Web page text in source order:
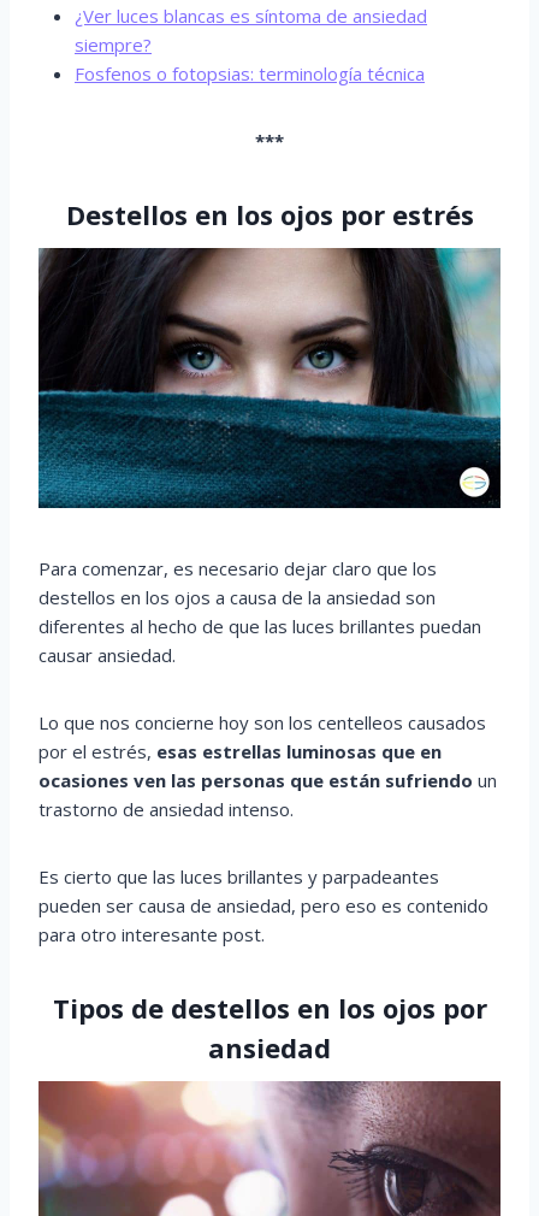
¿Ver luces blancas es síntoma de ansiedad
siempre?
Fosfenos o fotopsias: terminología técnica
***
Destellos en los ojos por estrés
Para comenzar, es necesario dejar claro que los
destellos en los ojos a causa de la ansiedad son
diferentes al hecho de que las luces brillantes puedan
causar ansiedad.
Lo que nos concierne hoy son los centelleos causados
por el estrés, esas estrellas luminosas que en
ocasiones ven las personas que están sufriendo un
trastorno de ansiedad intenso.
Es cierto que las luces brillantes y parpadeantes
pueden ser causa de ansiedad, pero eso es contenido
para otro interesante post.
Tipos de destellos en los ojos por
ansiedad